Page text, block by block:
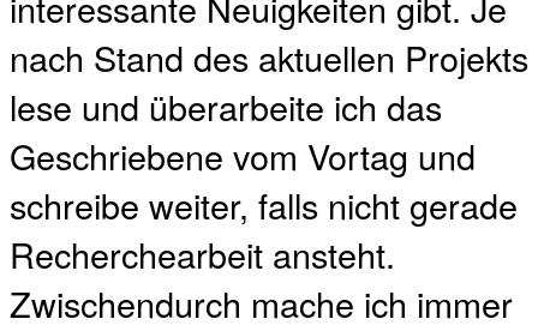
nach Stand des aktuellen Projekts
lese und überarbeite ich das
Geschriebene vom Vortag und
schreibe weiter, falls nicht gerade
Recherchearbeit ansteht.
Zwischendurch mache ich immer